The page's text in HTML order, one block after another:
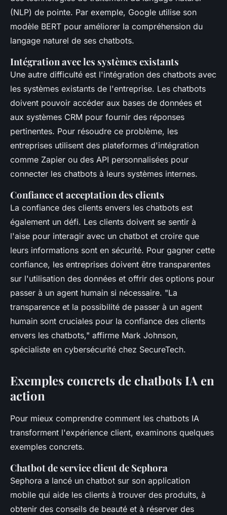
(NLP) de pointe. Par exemple, Google utilise son
modèle BERT pour améliorer la compréhension du
langage naturel de ses chatbots.
Intégration avec les systèmes existants
Une autre difficulté est l'intégration des chatbots avec
les systèmes existants de l'entreprise. Les chatbots
doivent pouvoir accéder aux bases de données et
aux systèmes CRM pour fournir des réponses
pertinentes. Pour résoudre ce problème, les
entreprises utilisent des plateformes d'intégration
comme Zapier ou des API personnalisées pour
connecter les chatbots à leurs systèmes internes.
Confiance et acceptation des clients
La confiance des clients envers les chatbots est
également un défi. Les clients doivent se sentir à
l'aise pour interagir avec un chatbot et croire que
leurs informations sont en sécurité. Pour gagner cette
confiance, les entreprises doivent être transparentes
sur l'utilisation des données et offrir des options pour
passer à un agent humain si nécessaire. "La
transparence et la possibilité de passer à un agent
humain sont cruciales pour la confiance des clients
envers les chatbots," affirme Mark Johnson,
spécialiste en cybersécurité chez SecureTech.
Exemples concrets de chatbots IA en
action
Pour mieux comprendre comment les chatbots IA
transforment l'expérience client, examinons quelques
exemples concrets.
Chatbot de service client de Sephora
Sephora a lancé un chatbot sur son application
mobile qui aide les clients à trouver des produits, à
obtenir des conseils de beauté et à réserver des